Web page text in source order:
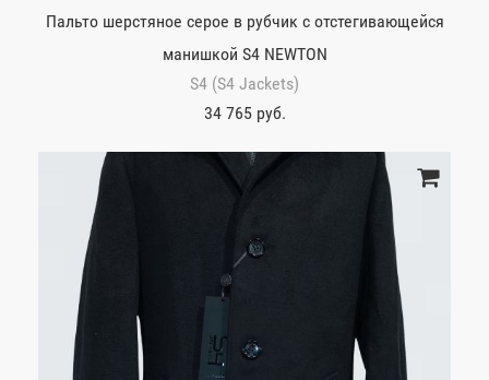
Пальто шерстяное серое в рубчик с отстегивающейся
манишкой S4 NEWTON
S4 (S4 Jackets)
34 765 руб.